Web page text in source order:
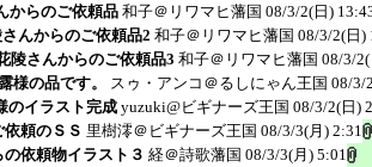
からのご依頼品和子＠リワマヒ藩国 08/3/2(日)
んからのご依頼品2 和子＠リワマヒ藩国 08/3/2(日)
陵さんからのご依頼品3 和子＠リワマヒ藩国 08/3/
様の品です。
スゥ・アンコ＠るしにゃん王国 08/3/
のイラスト完成 yuzuki@ビギナーズ王国 08/3/2(日)
頼のＳＳ 里樹澪＠ビギナーズ王国 08/3/3(月) 2:31
の依頼物イラスト３ 経＠詩歌藩国 08/3/3(月) 5:01